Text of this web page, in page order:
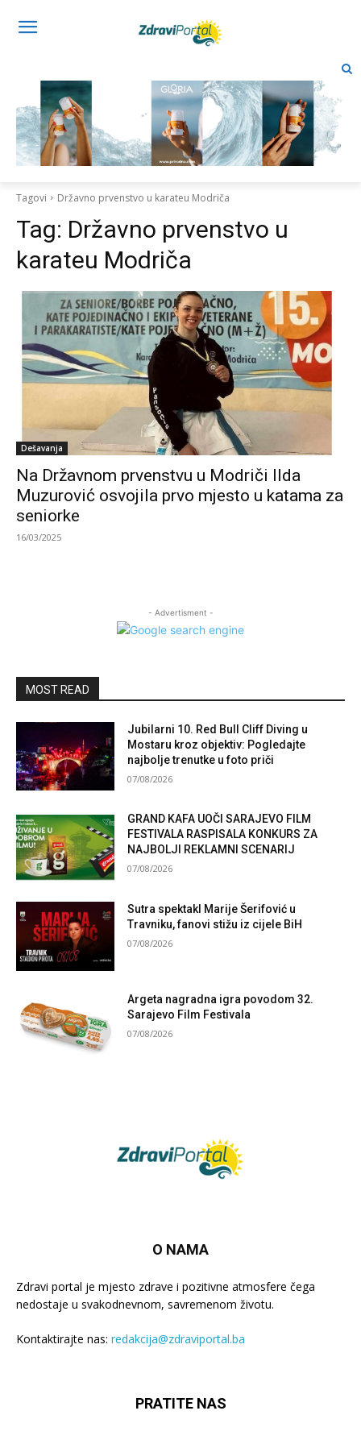
Tagovi Državno prvenstvo u karateu Modriča
Tag: Državno prvenstvo u
karateu Modriča
Dešavanja
Na Državnom prvenstvu u Modriči Ilda
Muzurović osvojila prvo mjesto u katama za
seniorke
16/03/2025
- Advertisment -
MOST READ
Jubilarni 10. Red Bull Cliff Diving u
Mostaru kroz objektiv: Pogledajte
najbolje trenutke u foto priči
07/08/2026
GRAND KAFA UOČI SARAJEVO FILM
FESTIVALA RASPISALA KONKURS ZA
NAJBOLJI REKLAMNI SCENARIJ
07/08/2026
Sutra spektakl Marije Šerifović u
Travniku, fanovi stižu iz cijele BiH
07/08/2026
Argeta nagradna igra povodom 32.
Sarajevo Film Festivala
07/08/2026
O NAMA
Zdravi portal je mjesto zdrave i pozitivne atmosfere čega
nedostaje u svakodnevnom, savremenom životu.
Kontaktirajte nas: redakcija@zdraviportal.ba
PRATITE NAS